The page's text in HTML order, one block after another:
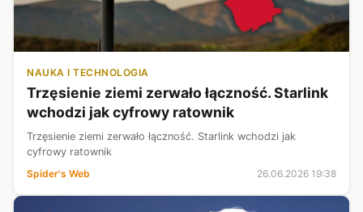
NAUKA I TECHNOLOGIA
Trzęsienie ziemi zerwało łączność. Starlink
wchodzi jak cyfrowy ratownik
Trzęsienie ziemi zerwało łączność. Starlink wchodzi jak
cyfrowy ratownik
Spider's Web
26.06.2026 19:38